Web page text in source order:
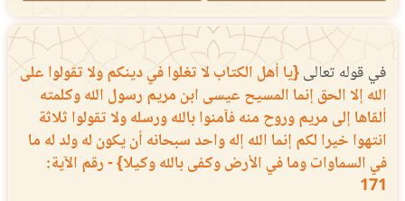
في قوله تعالى{يا أهل الكتاب لا تغلوا في دينكم ولا تقولوا على
الله إلا الحق إنما المسيح عيسى ابن مريم رسول الله وكلمته
ألقاها إلى مريم وروح منه فآمنوا بالله ورسله ولا تقولوا ثلاثة
انتهوا خيرا لكم إنما الله إله واحد سبحانه أن يكون له ولد له ما
في السماوات وما في الأرض وكفى بالله وكيلا} - رقم الآية:
171